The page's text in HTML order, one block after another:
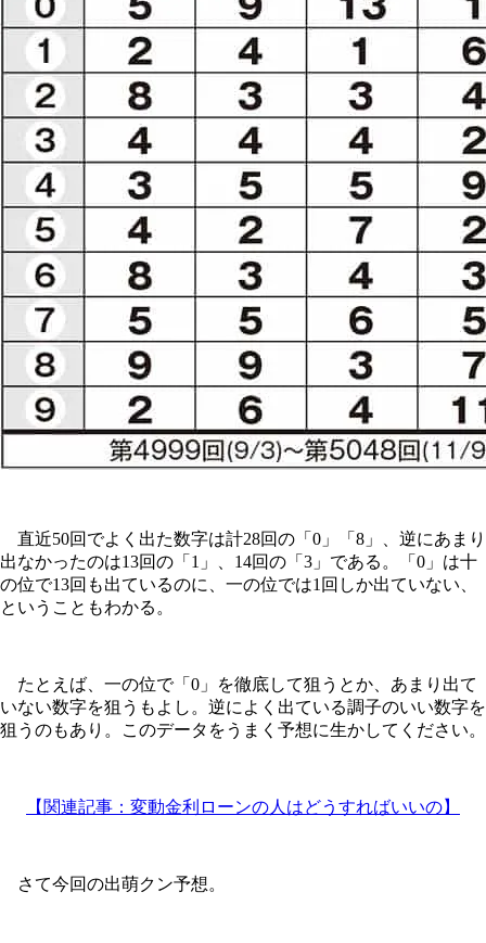
直近50回でよく出た数字は計28回の「0」「8」、逆にあまり
出なかったのは13回の「1」、14回の「3」である。「0」は十
の位で13回も出ているのに、一の位では1回しか出ていない、
ということもわかる。
たとえば、一の位で「0」を徹底して狙うとか、あまり出て
いない数字を狙うもよし。逆によく出ている調子のいい数字を
狙うのもあり。このデータをうまく予想に生かしてください。
【関連記事：変動金利ローンの人はどうすればいいの】
さて今回の出萌クン予想。